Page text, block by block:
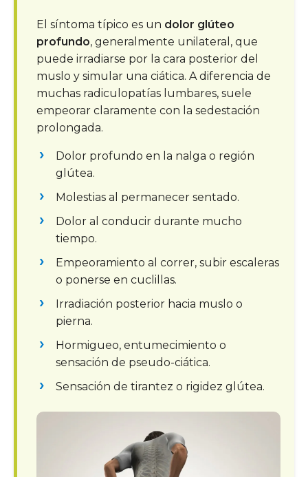
El síntoma típico es un dolor glúteo
profundo, generalmente unilateral, que
puede irradiarse por la cara posterior del
muslo y simular una ciática. A diferencia de
muchas radiculopatías lumbares, suele
empeorar claramente con la sedestación
prolongada.
Dolor profundo en la nalga o región
glútea.
Molestias al permanecer sentado.
Dolor al conducir durante mucho
tiempo.
Empeoramiento al correr, subir escaleras
o ponerse en cuclillas.
Irradiación posterior hacia muslo o
pierna.
Hormigueo, entumecimiento o
sensación de pseudo-ciática.
Sensación de tirantez o rigidez glútea.